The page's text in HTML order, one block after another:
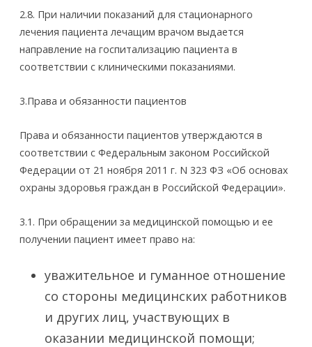
2.8. При наличии показаний для стационарного
лечения пациента лечащим врачом выдается
направление на госпитализацию пациента в
соответствии с клиническими показаниями.
3.Права и обязанности пациентов
Права и обязанности пациентов утверждаются в
соответствии с Федеральным законом Российской
Федерации от 21 ноября 2011 г. N 323­ ФЗ «Об основах
охраны здоровья граждан в Российской Федерации».
3.1. При обращении за медицинской помощью и ее
получении пациент имеет право на:
уважительное и гуманное отношение
со стороны медицинских работников
и других лиц, участвующих в
оказании медицинской помощи;